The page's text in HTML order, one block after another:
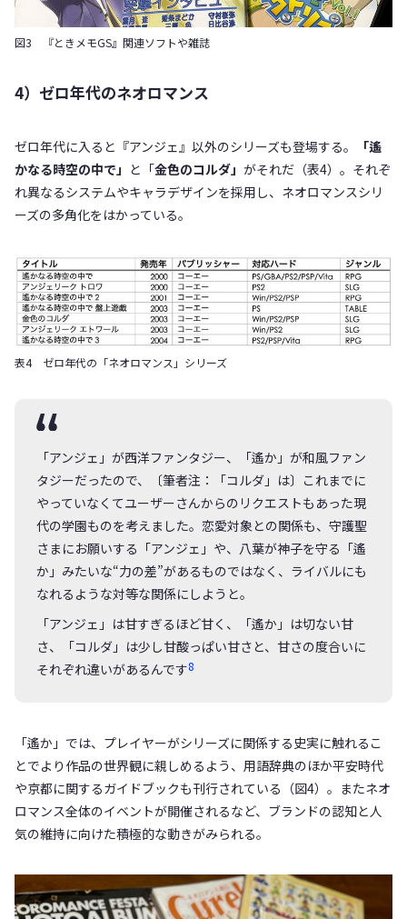
図3 『ときメモGS』関連ソフトや雑誌
4）ゼロ年代のネオロマンス
ゼロ年代に入ると『アンジェ』以外のシリーズも登場する。
「遙
かなる時空の中で」 と「金色のコルダ」 がそれだ（表4）。それぞ
れ異なるシステムやキャラデザインを採用し、ネオロマンスシリ
ーズの多角化をはかっている。
表4 ゼロ年代の「ネオロマンス」シリーズ
「アンジェ」が西洋ファンタジー、「遙か」が和風ファン
タジーだったので、〔筆者注：「コルダ」は〕これまでに
やっていなくてユーザーさんからのリクエストもあった現
代の学園ものを考えました。恋愛対象との関係も、守護聖
さまにお願いする「アンジェ」や、八葉が神子を守る「遙
か」みたいな“力の差”があるものではなく、ライバルにも
なれるような対等な関係にしようと。
「アンジェ」は甘すぎるほど甘く、「遙か」は切ない甘
さ、「コルダ」は少し甘酸っぱい甘さと、甘さの度合いに
それぞれ違いがあるんです8
「遙か」では、プレイヤーがシリーズに関係する史実に触れるこ
とでより作品の世界観に親しめるよう、用語辞典のほか平安時代
や京都に関するガイドブックも刊行されている（図4）。またネオ
ロマンス全体のイベントが開催されるなど、ブランドの認知と人
気の維持に向けた積極的な動きがみられる。